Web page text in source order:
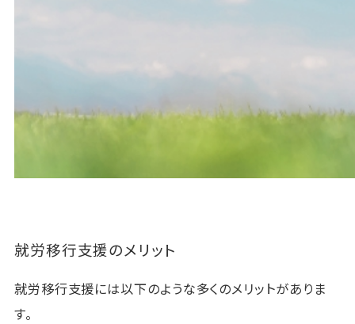
就労移行支援のメリット
就労移行支援には以下のような多くのメリットがありま
す。